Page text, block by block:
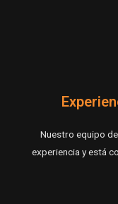
Nuestro equipo
experiencia y está